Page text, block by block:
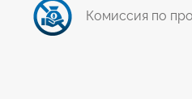
Комиссия по